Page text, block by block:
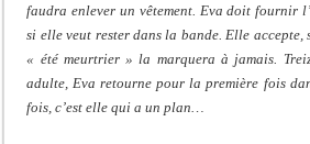
faudra enlever un vêtement. Eva doit fournir
si elle veut rester dans la bande. Elle accepte,
« été meurtrier » la marquera à jamais.
adulte, Eva retourne pour la première fois
fois, c’est elle qui a un plan…